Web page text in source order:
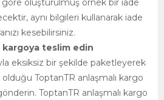
göre oluşturulmuş örnek bir iade
aynı bilgileri kullanarak iade
kesebilirsiniz.
kargoya teslim edin
eksiksiz bir şekilde paketleyerek
ToptanTR anlaşmalı kargo
ToptanTR anlaşmalı kargo